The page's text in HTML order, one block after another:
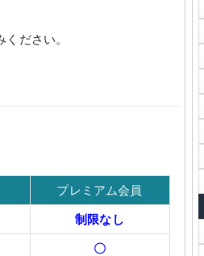
ださい。
プレミアム会員
制限なし
〇